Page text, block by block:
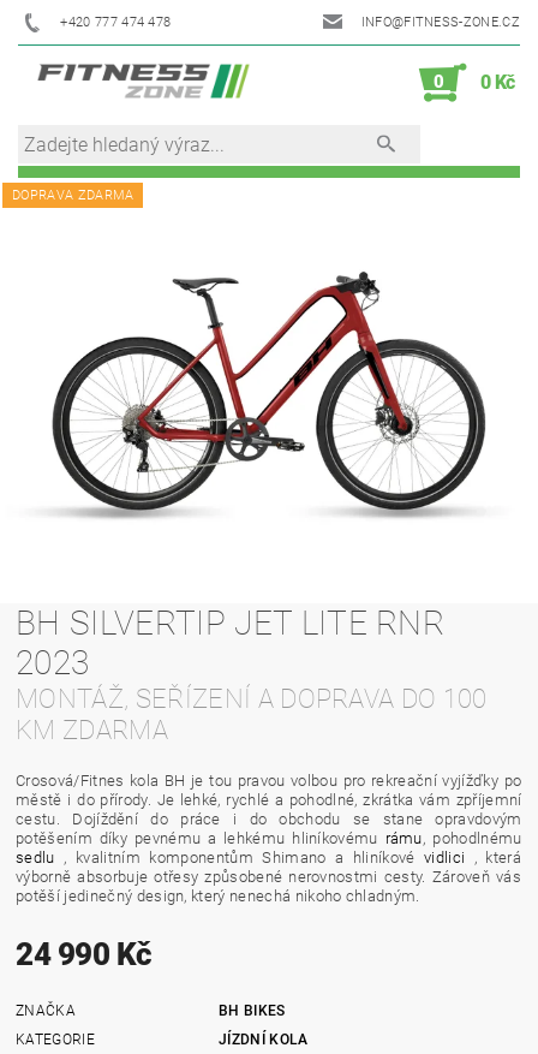
+420 777 474 478 INFO@FITNESS-ZONE.CZ
0 0 Kč
DOPRAVA ZDARMA
BH SILVERTIP JET LITE RNR
2023
MONTÁŽ, SEŘÍZENÍ A DOPRAVA DO 100
KM ZDARMA
Crosová/Fitnes kola BH je tou pravou volbou pro rekreační vyjížďky po
městě i do přírody. Je lehké, rychlé a pohodlné, zkrátka vám zpříjemní
cestu. Dojíždění do práce i do obchodu se stane opravdovým
potěšením díky pevnému a lehkému hliníkovému rámu, pohodlnému
sedlu , kvalitním komponentům Shimano a hliníkovévidlici , která
výborně absorbuje otřesy způsobené nerovnostmi cesty. Zároveň vás
potěší jedinečný design, který nenechá nikoho chladným.
24 990 Kč
ZNAČKA
BH BIKES
KATEGORIE
JÍZDNÍ KOLA